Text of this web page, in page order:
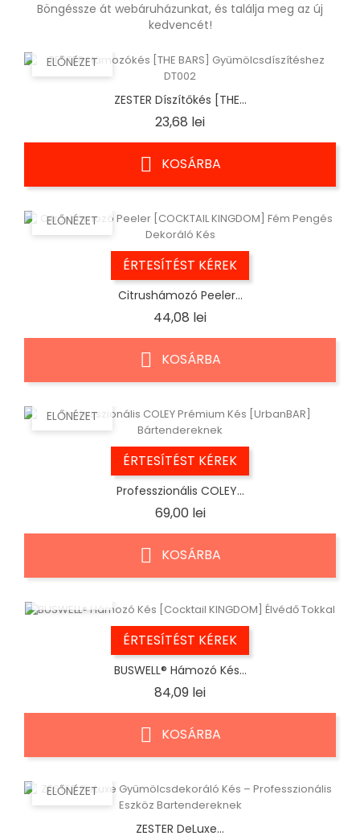
Böngéssze át webáruházunkat, és találja meg az új
kedvencét!
ELŐNÉZET
ZESTER Díszítőkés [THE...
23,68 leiÁr
KOSÁRBA
ELŐNÉZET
ÉRTESÍTÉST KÉREK
Citrushámozó Peeler...
44,08 leiÁr
KOSÁRBA
ELŐNÉZET
ÉRTESÍTÉST KÉREK
Professzionális COLEY...
69,00 leiÁr
KOSÁRBA
ÉRTESÍTÉST KÉREK
BUSWELL® Hámozó Kés...
84,09 leiÁr
KOSÁRBA
ELŐNÉZET
ZESTER DeLuxe...